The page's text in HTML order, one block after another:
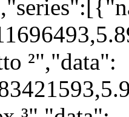
²","data":